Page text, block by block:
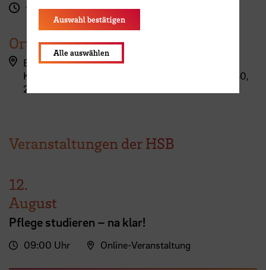
18:00 - 20:30 Uhr
Ort
Bremen
KulturAmbulanz – Haus im Park, Züricher Straße 40,
28235 Bremen
Veranstaltungen der HSB
12.
August
Pflege studieren – na klar!
09:00 Uhr Online-Veranstaltung
Auswahl bestätigen
Alle auswählen